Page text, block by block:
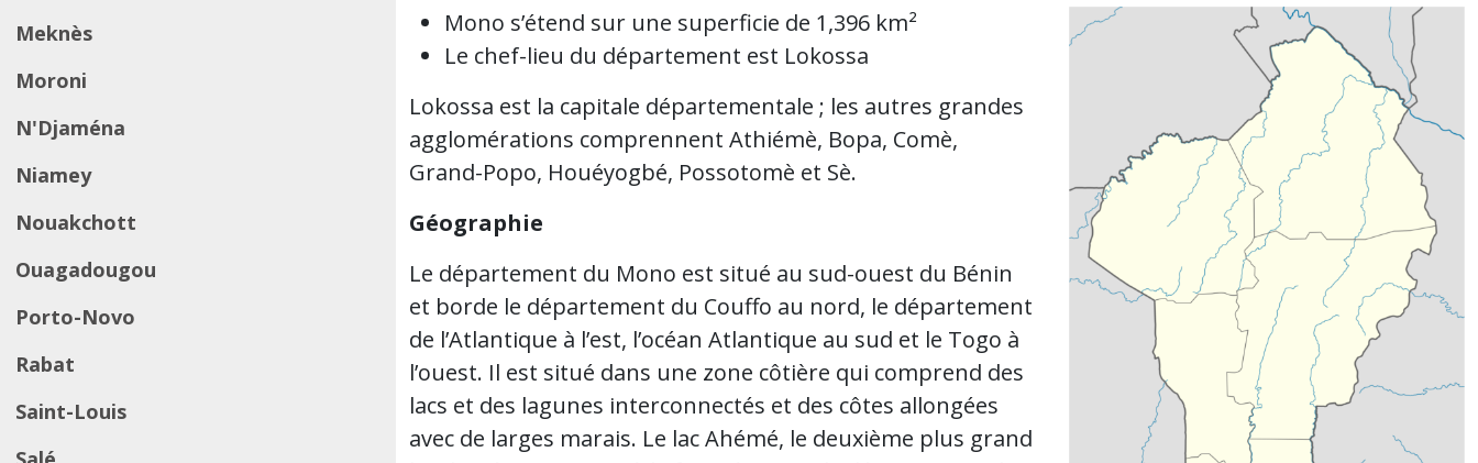
Meknès
Moroni
N'Djaména
Niamey
Nouakchott
Ouagadougou
Porto-Novo
Rabat
Saint-Louis
Mono s’étend sur une superficie de 1,396 km²
Le chef-lieu du département est Lokossa
Lokossa est la capitale départementale ; les autres grandes
agglomérations comprennent Athiémè, Bopa, Comè,
Grand-Popo, Houéyogbé, Possotomè et Sè.
Géographie
Le département du Mono est situé au sud-ouest du Bénin
et borde le département du Couffo au nord, le département
de l’Atlantique à l’est, l’océan Atlantique au sud et le Togo à
l’ouest. Il est situé dans une zone côtière qui comprend des
lacs et des lagunes interconnectés et des côtes allongées
avec de larges marais. Le lac Ahémé, le deuxième plus grand